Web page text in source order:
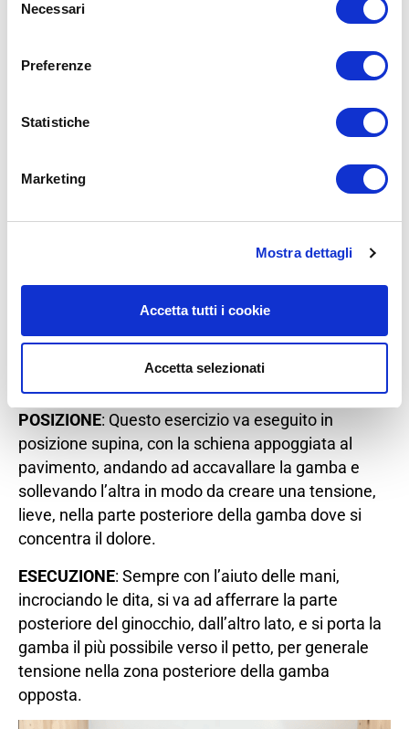
delNecessari
Preferenze
Statistiche
Marketing
Mostra dettagli
Accetta tutti i cookie
Accetta selezionati
sciatica: Allungamento
del muscolo piriforme
POSIZIONE: Questo esercizio va eseguito in
posizione supina, con la schiena appoggiata al
pavimento, andando ad accavallare la gamba e
sollevando l’altra in modo da creare una tensione,
lieve, nella parte posteriore della gamba dove si
concentra il dolore.
ESECUZIONE: Sempre con l’aiuto delle mani,
incrociando le dita, si va ad afferrare la parte
posteriore del ginocchio, dall’altro lato, e si porta la
gamba il più possibile verso il petto, per generale
tensione nella zona posteriore della gamba
opposta.